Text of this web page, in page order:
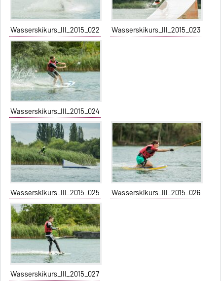
Wasserskikurs_III_2015_022 Wasserskikurs_III_2015_023
Wasserskikurs_III_2015_024
Wasserskikurs_III_2015_025 Wasserskikurs_III_2015_026
Wasserskikurs_III_2015_027